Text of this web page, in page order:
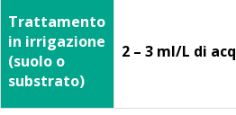
Trattamento
in irrigazione
(suolo o
substrato)
2 – 3 ml/L di